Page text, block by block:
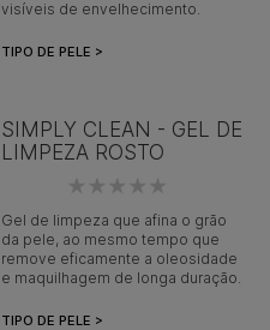
visíveis de envelhecimento.
TIPO DE PELE >
SIMPLY CLEAN - GEL DE
LIMPEZA ROSTO
Gel de limpeza que afina o grão
da pele, ao mesmo tempo que
remove eficamente a oleosidade
e maquilhagem de longa duração.
TIPO DE PELE >